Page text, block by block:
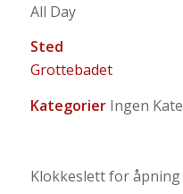
All Day
Sted
Grottebadet
KategorierIngen
Klokkeslett for